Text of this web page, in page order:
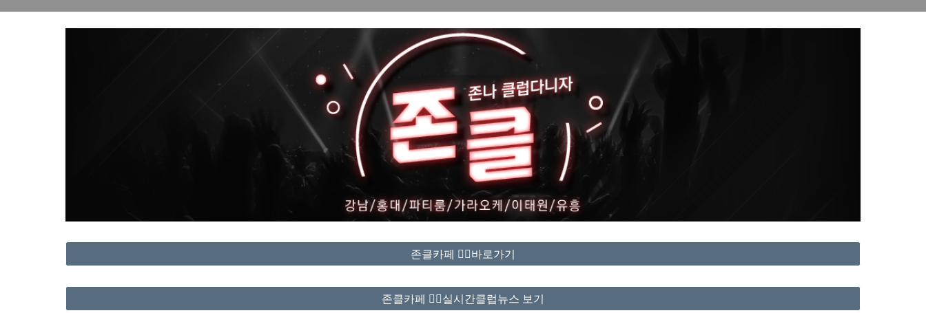
존클카페 ❤️‍🔥바로가기
존클카페 ❤️‍🔥실시간클럽뉴스 보기